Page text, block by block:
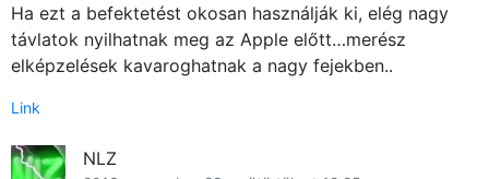
Ha ezt a befektetést okosan használják ki, elég nagy
távlatok nyilhatnak meg az Apple előtt…merész
elképzelések kavaroghatnak a nagy fejekben..
Link
NLZ
Apple szerviz